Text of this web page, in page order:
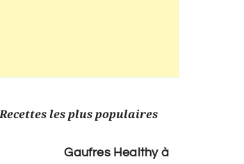
les plus populaires
Gaufres Healthy à